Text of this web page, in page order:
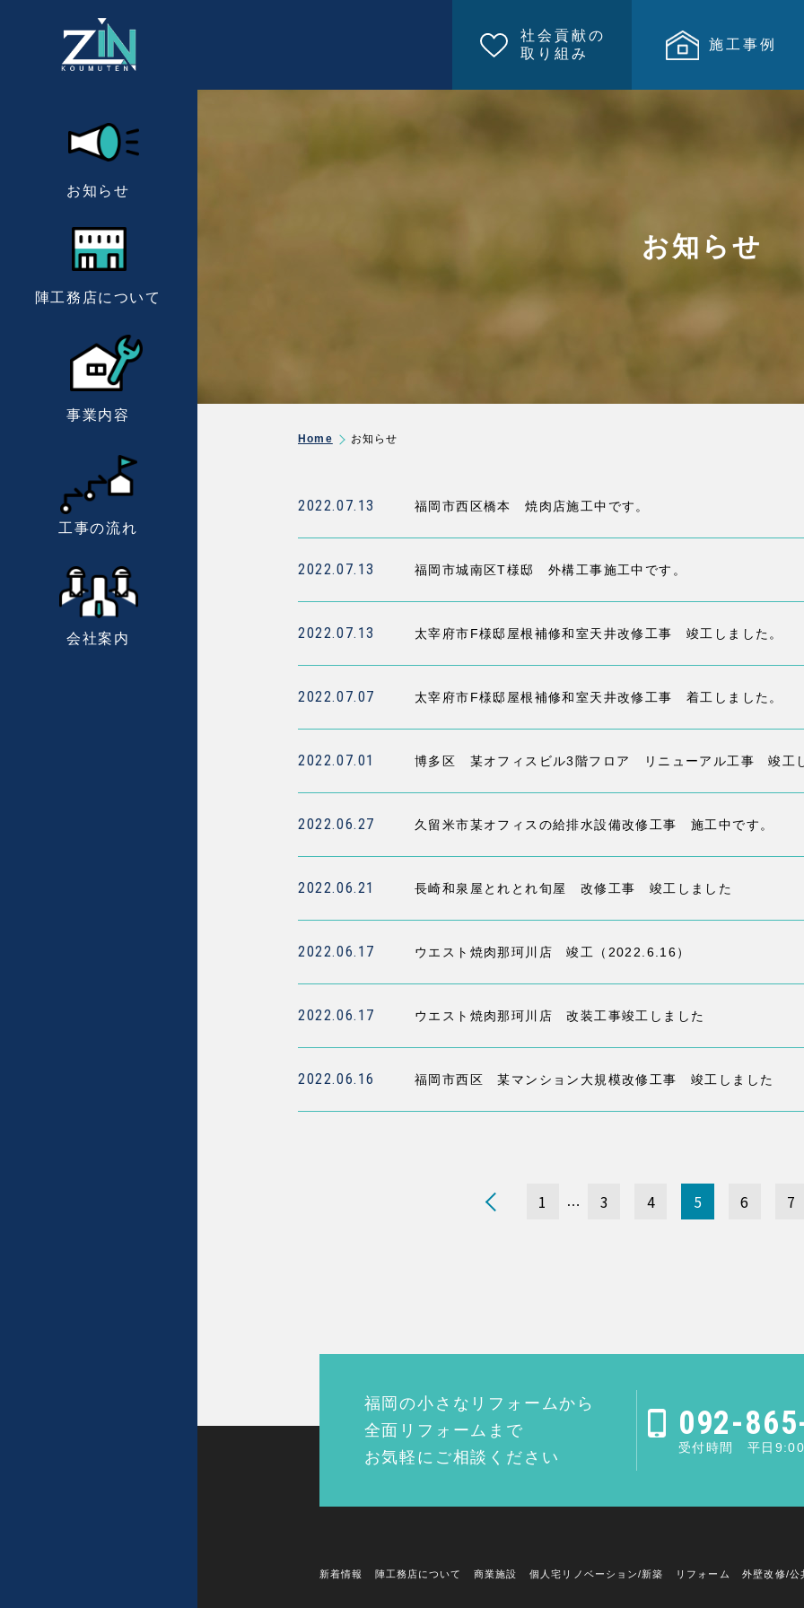
社会貢献の
取り組み
施工事例
お知らせ
陣工務店について
事業内容
工事の流れ
会社案内
お知らせ
Home お知らせ
2022.07.13 福岡市西区橋本 焼肉店施工中です。
2022.07.13 福岡市城南区T様邸 外構工事施工中です。
2022.07.13 太宰府市F様邸屋根補修和室天井改修工事 竣工しました。
2022.07.07 太宰府市F様邸屋根補修和室天井改修工事 着工しました。
2022.07.01 博多区 某オフィスビル3階フロア リニューアル工事 竣工
2022.06.27 久留米市某オフィスの給排水設備改修工事 施工中です。
2022.06.21 長崎和泉屋とれとれ旬屋 改修工事 竣工しました
2022.06.17 ウエスト焼肉那珂川店 竣工（2022.6.16）
2022.06.17 ウエスト焼肉那珂川店 改装工事竣工しました
2022.06.16 福岡市西区 某マンション大規模改修工事 竣工しました
1 … 3 4 5 6 7
福岡の小さなリフォームから
全面リフォームまで
お気軽にご相談ください
092-
受付時間 平日
新着情報 陣工務店について 商業施設 個人宅リノベーション/新築 リフォーム 外壁改修/公